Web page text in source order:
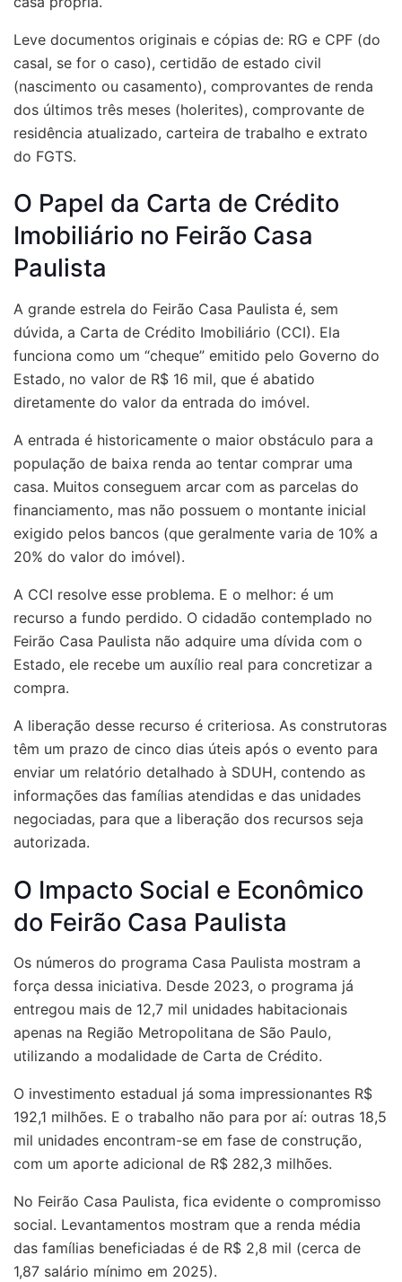
Leve documentos originais e cópias de: RG e CPF (do
casal, se for o caso), certidão de estado civil
(nascimento ou casamento), comprovantes de renda
dos últimos três meses (holerites), comprovante de
residência atualizado, carteira de trabalho e extrato
do FGTS.
O Papel da Carta de Crédito
Imobiliário no Feirão Casa
Paulista
A grande estrela do Feirão Casa Paulista é, sem
dúvida, a Carta de Crédito Imobiliário (CCI). Ela
funciona como um “cheque” emitido pelo Governo do
Estado, no valor de R$ 16 mil, que é abatido
diretamente do valor da entrada do imóvel.
A entrada é historicamente o maior obstáculo para a
população de baixa renda ao tentar comprar uma
casa. Muitos conseguem arcar com as parcelas do
financiamento, mas não possuem o montante inicial
exigido pelos bancos (que geralmente varia de 10% a
20% do valor do imóvel).
A CCI resolve esse problema. E o melhor: é um
recurso a fundo perdido. O cidadão contemplado no
Feirão Casa Paulista não adquire uma dívida com o
Estado, ele recebe um auxílio real para concretizar a
compra.
A liberação desse recurso é criteriosa. As construtoras
têm um prazo de cinco dias úteis após o evento para
enviar um relatório detalhado à SDUH, contendo as
informações das famílias atendidas e das unidades
negociadas, para que a liberação dos recursos seja
autorizada.
O Impacto Social e Econômico
do Feirão Casa Paulista
Os números do programa Casa Paulista mostram a
força dessa iniciativa. Desde 2023, o programa já
entregou mais de 12,7 mil unidades habitacionais
apenas na Região Metropolitana de São Paulo,
utilizando a modalidade de Carta de Crédito.
O investimento estadual já soma impressionantes R$
192,1 milhões. E o trabalho não para por aí: outras 18,5
mil unidades encontram-se em fase de construção,
com um aporte adicional de R$ 282,3 milhões.
No Feirão Casa Paulista, fica evidente o compromisso
social. Levantamentos mostram que a renda média
das famílias beneficiadas é de R$ 2,8 mil (cerca de
1,87 salário mínimo em 2025).